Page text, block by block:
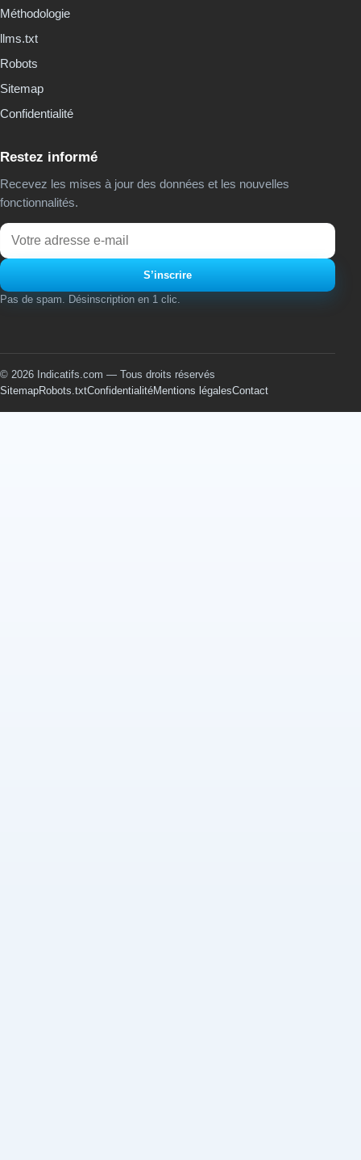
Méthodologie
llms.txt
Robots
Sitemap
Confidentialité
Restez informé
Recevez les mises à jour des données et les nouvelles
fonctionnalités.
Email
S’inscrire
Pas de spam. Désinscription en 1 clic.
© 2026 Indicatifs.com — Tous droits réservés
SitemapRobots.txtConfidentialitéMentions légalesContact